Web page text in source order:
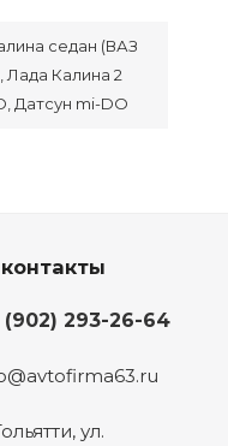
седан (ВАЗ
Лада Калина 2
Датсун mi-DO
(902) 293-26-64
, ул.